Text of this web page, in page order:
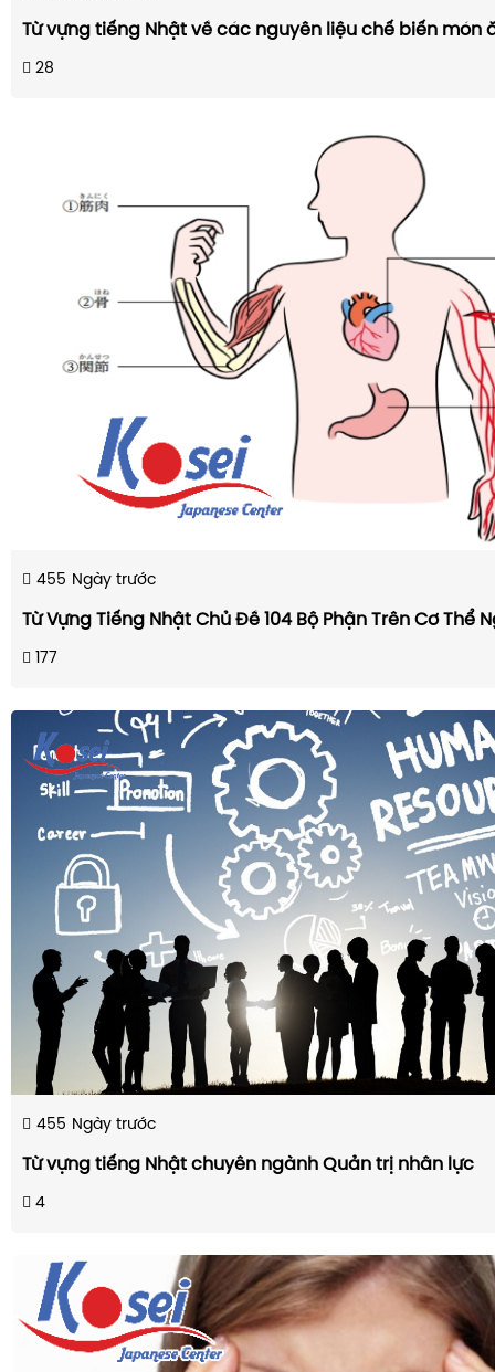
Từ vựng tiếng Nhật về các nguyên liệu chế biến món
28
455 Ngày trước
Từ Vựng Tiếng Nhật Chủ Đề 104 Bộ Phận Trên Cơ Thể
177
455 Ngày trước
Từ vựng tiếng Nhật chuyên ngành Quản trị nhân lực
4